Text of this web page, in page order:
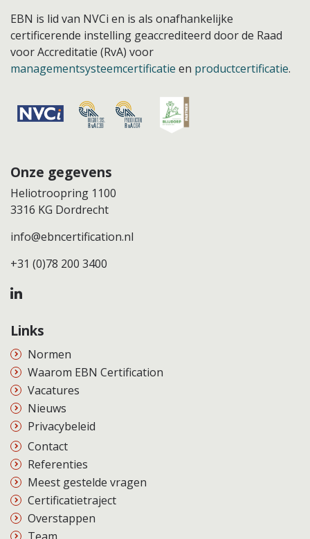
EBN is lid van NVCi en is als onafhankelijke
certificerende instelling geaccrediteerd door de Raad
voor Accreditatie (RvA) voor
managementsysteemcertificatie en productcertificatie.
Onze gegevens
Heliotroopring 1100
3316 KG Dordrecht
info@ebncertification.nl
+31 (0)78 200 3400
Links
Normen
Waarom EBN Certification
Vacatures
Nieuws
Privacybeleid
Contact
Referenties
Meest gestelde vragen
Certificatietraject
Overstappen